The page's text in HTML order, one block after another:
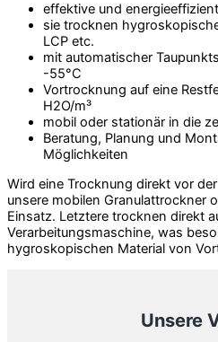
effektive und
sie trocknen
LCP etc.
mit automatischer
-55°C
Vortrocknung auf eine
H2O/m³
mobil oder stationär in die
Beratung, Planung und
Möglichkeiten
Wird eine Trocknung direkt vor
unsere mobilen Granulattrockner
Einsatz. Letztere trocknen direkt
Verarbeitungsmaschine, was
hygroskopischen Material von
Unsere